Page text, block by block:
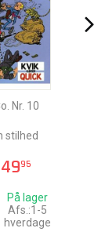
Nr. 10
stilhed
4995
På lager
Afs.:1-5
hverdage